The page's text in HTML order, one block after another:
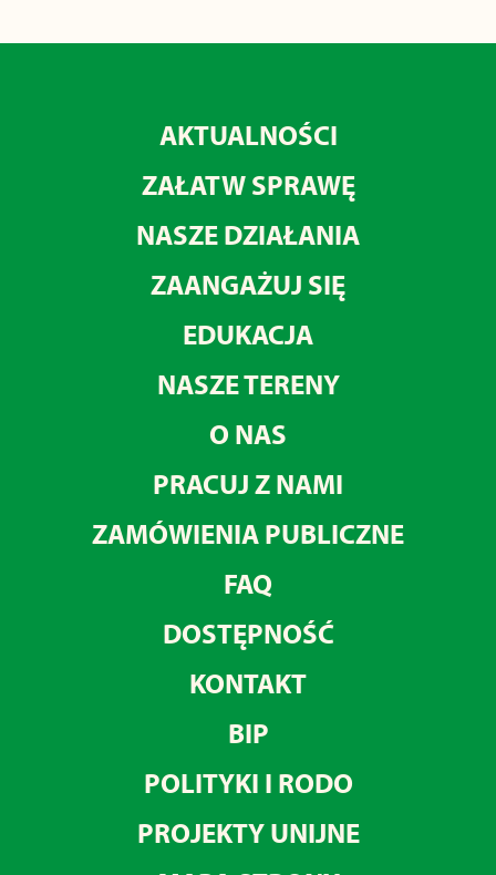
AKTUALNOŚCI
ZAŁATW SPRAWĘ
NASZE DZIAŁANIA
ZAANGAŻUJ SIĘ
EDUKACJA
NASZE TERENY
O NAS
PRACUJ Z NAMI
ZAMÓWIENIA PUBLICZNE
FAQ
DOSTĘPNOŚĆ
KONTAKT
BIP
POLITYKI I RODO
PROJEKTY UNIJNE